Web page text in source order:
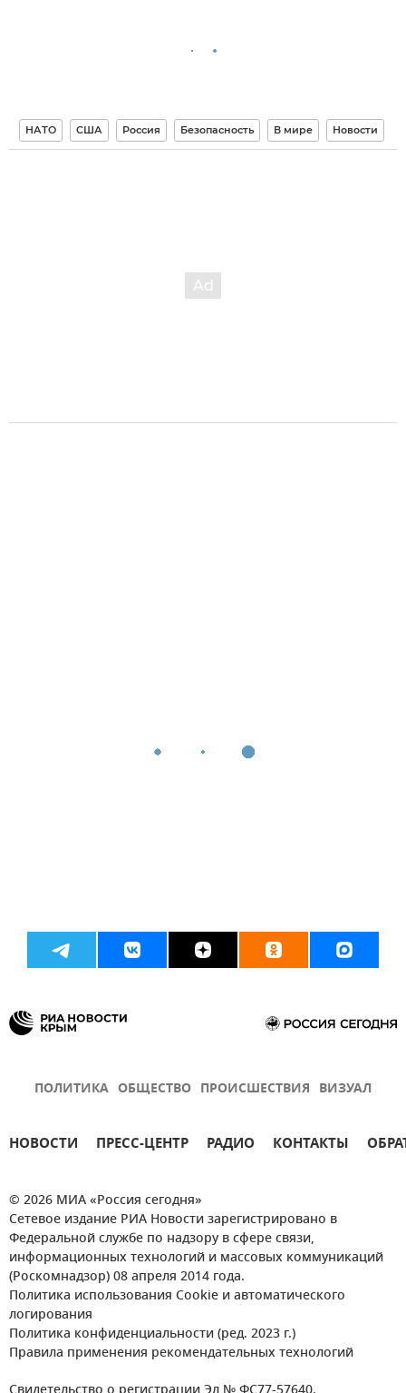
НАТО США Россия Безопасность В мире Новости
ПОЛИТИКА ОБЩЕСТВО ПРОИСШЕСТВИЯ ВИЗУАЛ
НОВОСТИ ПРЕСС-ЦЕНТР РАДИО КОНТАКТЫ
© 2026 МИА «Россия сегодня»
Сетевое издание РИА Новости зарегистрировано в
Федеральной службе по надзору в сфере связи,
информационных технологий и массовых коммуникаций
(Роскомнадзор) 08 апреля 2014 года.
Политика использования Cookie и автоматического
логирования
Политика конфиденциальности (ред. 2023 г.)
Правила применения рекомендательных технологий